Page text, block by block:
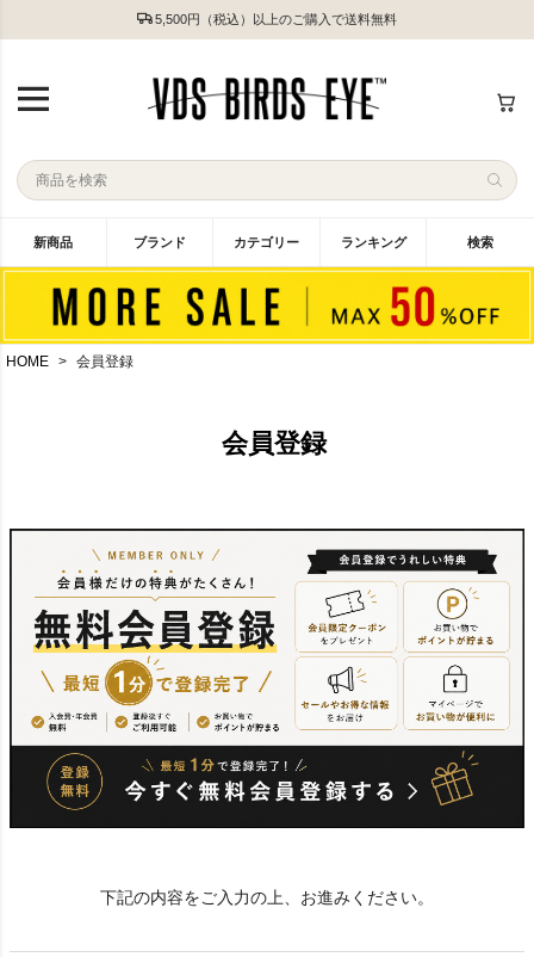
5,500円（税込）以上のご購入で送料無料
新商品 ブランド カテゴリー ランキング 検索
HOME 会員登録
会員登録
下記の内容をご入力の上、お進みください。